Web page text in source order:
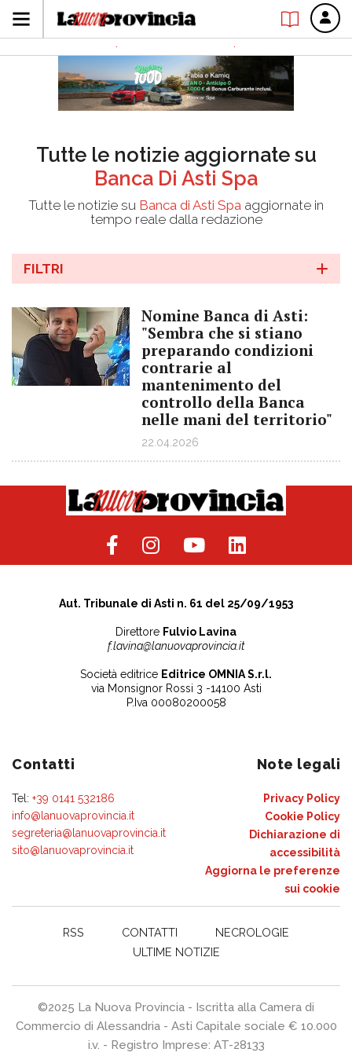
Tutte le notizie aggiornate su
Banca Di Asti Spa
Tutte le notizie su Banca di Asti Spa aggiornate in
tempo reale dalla redazione
FILTRI
Nomine Banca di Asti:
"Sembra che si stiano
preparando condizioni
contrarie al
mantenimento del
controllo della Banca
nelle mani del territorio"
22.04.2026
Aut. Tribunale di Asti n. 61 del 25/09/1953
Direttore Fulvio Lavina
f.lavina@lanuovaprovincia.it
Società editrice Editrice OMNIA S.r.l.
via Monsignor Rossi 3 -14100 Asti
P.Iva 00080200058
Contatti
Tel: +39 0141 532186
info@lanuovaprovincia.it
segreteria@lanuovaprovincia.it
sito@lanuovaprovincia.it
Note legali
Privacy Policy
Cookie Policy
Dichiarazione di
accessibilità
Aggiorna le preferenze
sui cookie
RSS CONTATTI
NECROLOGIE
ULTIME NOTIZIE
©2025 La Nuova Provincia - Iscritta alla Camera di
Commercio di Alessandria - Asti Capitale sociale € 10.000
i.v. - Registro Imprese: AT-28133